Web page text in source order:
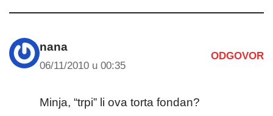
nana
06/11/2010 u 00:35
ODGOVOR
Minja, “trpi” li ova torta fondan?